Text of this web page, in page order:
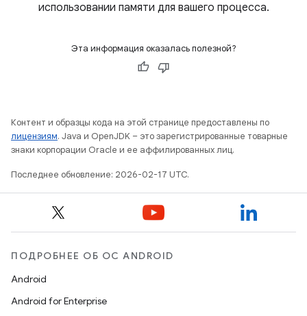
использовании памяти для вашего процесса.
Эта информация оказалась полезной?
Контент и образцы кода на этой странице предоставлены по
лицензиям. Java и OpenJDK – это зарегистрированные товарные
знаки корпорации Oracle и ее аффилированных лиц.
Последнее обновление: 2026-02-17 UTC.
ПОДРОБНЕЕ ОБ ОС ANDROID
Android
Android for Enterprise